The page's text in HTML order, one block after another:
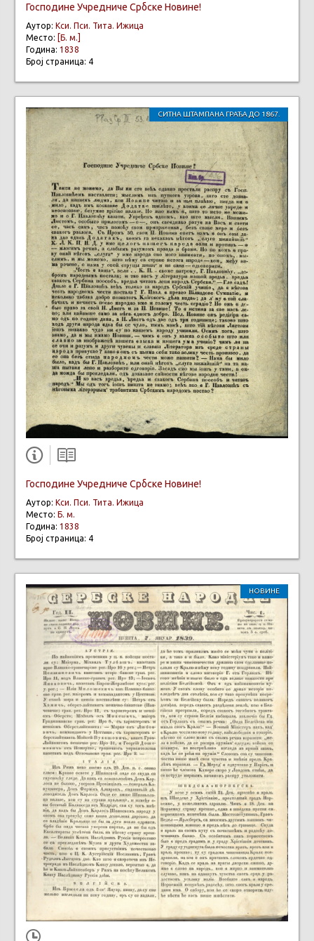
Господине Учредниче Србске Новине!
Аутор: Кси. Пси. Тита. Ижица
Место: [Б. м.]
Година: 1838
Број страница: 4
СИТНА ШТАМПАНА ГРАЂА ДО 1867.
Господине Учредниче Србске Новине!
Аутор: Кси. Пси. Тита. Ижица
Место: Б. м.
Година: 1838
Број страница: 4
НОВИНЕ